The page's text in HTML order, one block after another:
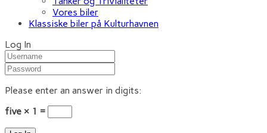
Vores biler
Klassiske biler på Kulturhavnen
Log In
Please enter an answer in digits:
five × 1 =